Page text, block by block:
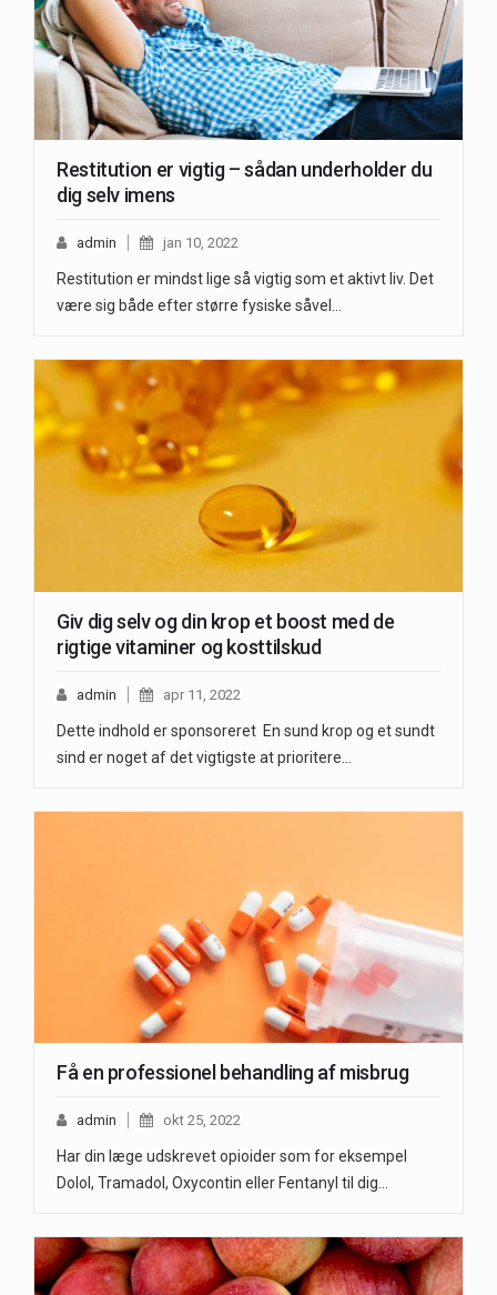
Restitution er vigtig – sådan underholder du
dig selv imens
admin jan 10, 2022
Restitution er mindst lige så vigtig som et aktivt liv. Det
være sig både efter større fysiske såvel…
Giv dig selv og din krop et boost med de
rigtige vitaminer og kosttilskud
admin apr 11, 2022
Dette indhold er sponsoreret En sund krop og et sundt
sind er noget af det vigtigste at prioritere…
Få en professionel behandling af misbrug
admin okt 25, 2022
Har din læge udskrevet opioider som for eksempel
Dolol, Tramadol, Oxycontin eller Fentanyl til dig…